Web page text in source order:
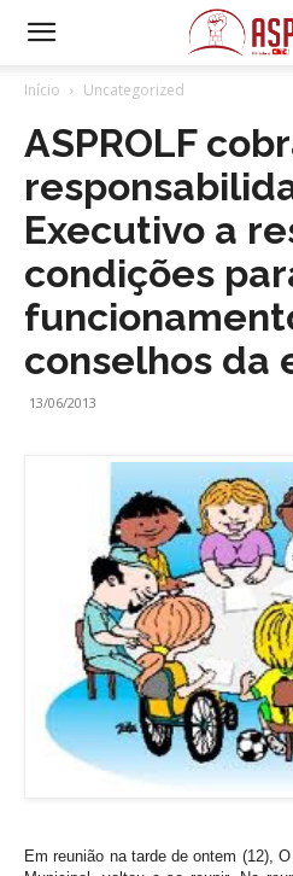
Início Uncategorized
ASPROLF
Executivo a
condições
conselhos da
13/06/2013
Em reunião na tarde de ontem (12),